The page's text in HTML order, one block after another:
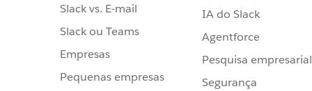
Slack vs. E-mail
Slack ou Teams
Empresas
Pequenas empresas
IA do Slack
Agentforce
Pesquisa empresarial
Segurança